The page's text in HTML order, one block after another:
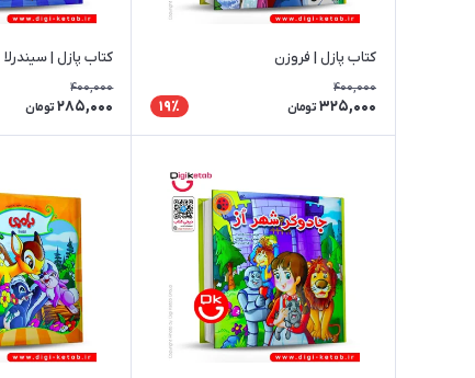
کتاب پازل | فروزن
400,000
325,000 تومان 19٪
کتاب پازل | سیندرلا
400,000
285,000 تومان